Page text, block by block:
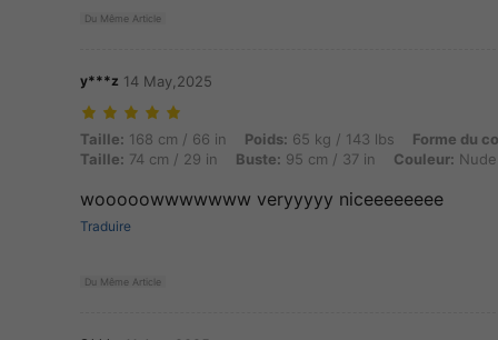
Du Même Article
y***z 14 May,2025
Taille: 168 cm / 66 in, Poids: 65 kg / 143 lbs, Forme du corps:
Taille: 168 cm / 66 in Poids: 65 kg / 143 lbs Forme du
Taille: 74 cm / 29 in Buste: 95 cm / 37 in Couleur: Nude
wooooowwwwwww veryyyyy niceeeeeeee
Traduire
Du Même Article